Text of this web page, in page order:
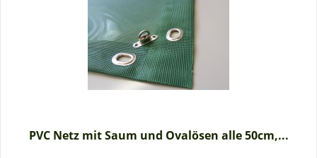
PVC Netz mit Saum und Ovalösen alle 50cm,...